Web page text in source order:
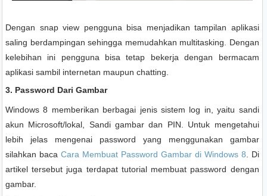
Dengan snap view pengguna bisa menjadikan tampilan aplikasi
saling berdampingan sehingga memudahkan multitasking. Dengan
kelebihan ini pengguna bisa tetap bekerja dengan bermacam
aplikasi sambil internetan maupun chatting.
3. Password Dari Gambar
Windows 8 memberikan berbagai jenis sistem log in, yaitu sandi
akun Microsoft/lokal, Sandi gambar dan PIN. Untuk mengetahui
lebih jelas mengenai password yang menggunakan gambar
silahkan baca Cara Membuat Password Gambar di Windows 8 . Di
artikel tersebut juga terdapat tutorial membuat password dengan
gambar.